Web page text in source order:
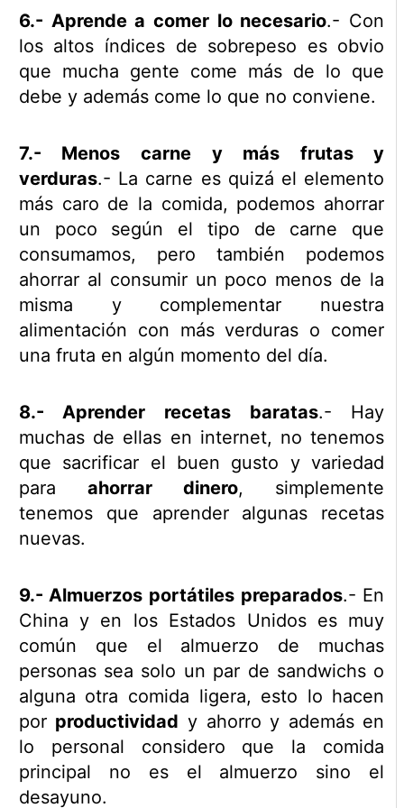
6.- Aprende a comer lo necesario.- Con
los altos índices de sobrepeso es obvio
que mucha gente come más de lo que
debe y además come lo que no conviene.
7.- Menos carne y más frutas y
verduras.- La carne es quizá el elemento
más caro de la comida, podemos ahorrar
un poco según el tipo de carne que
consumamos, pero también podemos
ahorrar al consumir un poco menos de la
misma y complementar nuestra
alimentación con más verduras o comer
una fruta en algún momento del día.
8.- Aprender recetas baratas.- Hay
muchas de ellas en internet, no tenemos
que sacrificar el buen gusto y variedad
para ahorrar dinero, simplemente
tenemos que aprender algunas recetas
nuevas.
9.- Almuerzos portátiles preparados.- En
China y en los Estados Unidos es muy
común que el almuerzo de muchas
personas sea solo un par de sandwichs o
alguna otra comida ligera, esto lo hacen
por productividad y ahorro y además en
lo personal considero que la comida
principal no es el almuerzo sino el
desayuno.